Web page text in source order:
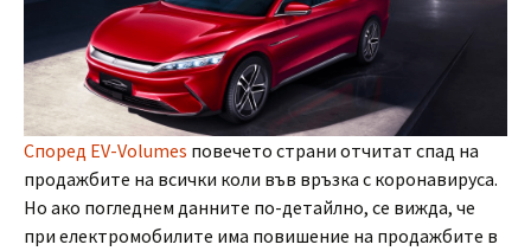
Според EV-Volumes повечето страни отчитат спад на
продажбите на всички коли във връзка с коронавируса.
Но ако погледнем данните по-детайлно, се вижда, че
при електромобилите има повишение на продажбите в